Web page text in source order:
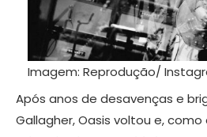
Imagem: Reprodução/
Após anos de desavenças e
Gallagher, Oasis voltou e,